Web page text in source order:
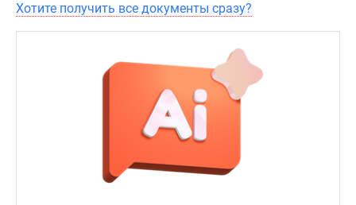
Хотите получить все документы сразу?